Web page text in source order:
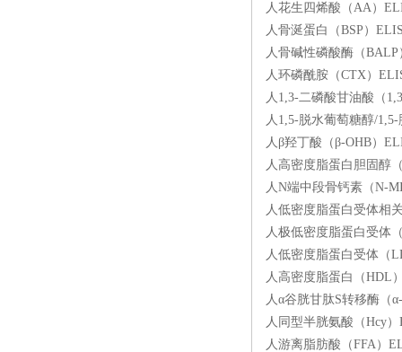
人花生四烯酸（AA）
人骨涎蛋白（BSP）
人骨碱性磷酸酶（
人环磷酰胺（CTX）
人1,3-二磷酸甘油酸（
人1,5-脱水葡萄糖醇/
人β羟丁酸（β-OHB）
人高密度脂蛋白胆固醇
人N端中段骨钙素（N-
人低密度脂蛋白受体相
人极低密度脂蛋白受体
人低密度脂蛋白受体（
人高密度脂蛋白（HDL
人α谷胱甘肽S转移酶（
人同型半胱氨酸（Hcy
人游离脂肪酸（FFA）